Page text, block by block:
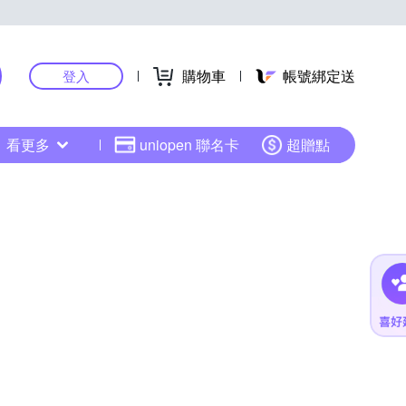
登入 購物車 帳號綁定送
看更多 uniopen 聯名卡 超贈點